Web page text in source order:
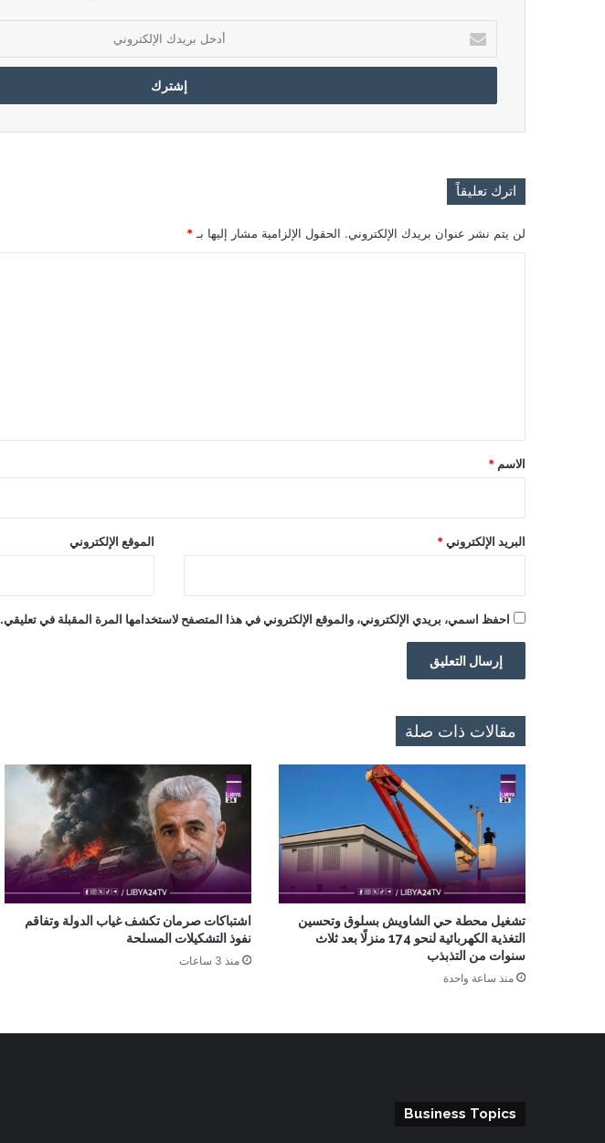
بريدك
الإلكتروني
اترك تعليقاً
لن يتم نشر عنوان بريدك الإلكتروني. الحقول الإلزامية مشار إليها بـ *
*
الاسم *
البريد الإلكتروني * الموقع الإلكتروني
احفظ اسمي، بريدي الإلكتروني، والموقع الإلكتروني في هذا المتصفح لاستخدامها المرة المقبلة في تعليقي.
مقالات ذات صلة
تشغيل محطة حي الشاويش بسلوق وتحسين
التغذية الكهربائية لنحو 174 منزلًا بعد ثلاث
سنوات من التذبذب
منذ ساعة واحدة
اشتباكات صرمان تكشف غياب الدولة وتفاقم
نفوذ التشكيلات المسلحة
منذ 3 ساعات
Business Topics